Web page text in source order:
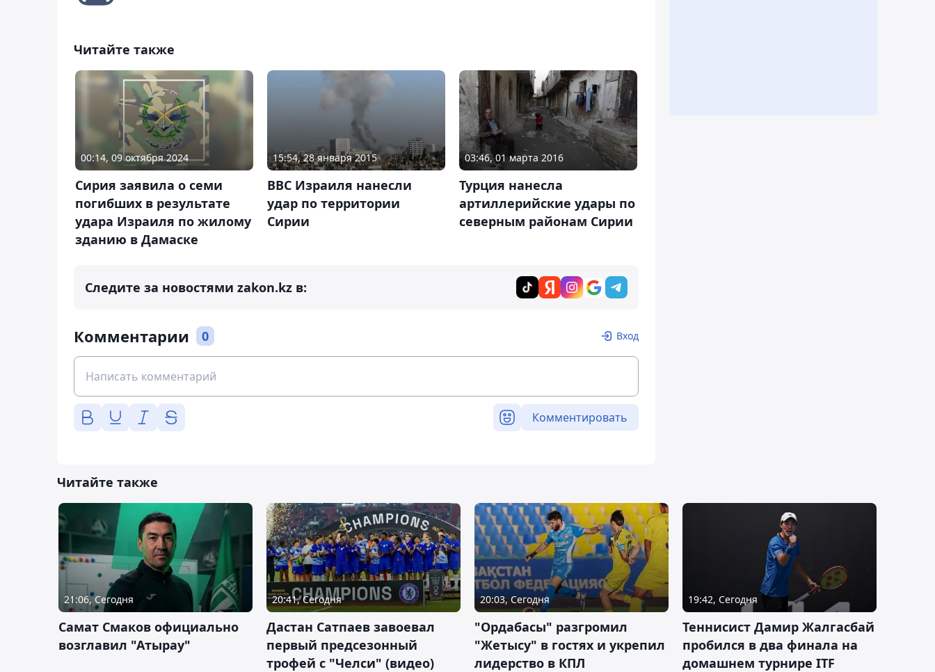
Читайте также
00:14, 09 октября 2024
Сирия заявила о семи
погибших в результате
удара Израиля по жилому
зданию в Дамаске
15:54, 28 января 2015
ВВС Израиля нанесли
удар по территории
Сирии
03:46, 01 марта 2016
Турция нанесла
артиллерийские удары по
северным районам Сирии
Следите за новостями zakon.kz в:
Комментарии 0 Вход
Комментировать
Читайте также
21:06, Сегодня
Самат Смаков официально
возглавил "Атырау"
20:41, Сегодня
Дастан Сатпаев завоевал
первый предсезонный
трофей с "Челси" (видео)
20:03, Сегодня
"Ордабасы" разгромил
"Жетысу" в гостях и укрепил
лидерство в КПЛ
19:42, Сегодня
Теннисист Дамир Жалгасбай
пробился в два финала на
домашнем турнире ITF